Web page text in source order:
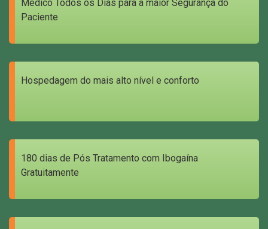
Médico Todos os Dias para a maior Segurança do
Paciente
Hospedagem do mais alto nível e conforto
180 dias de Pós Tratamento com Ibogaína
Gratuitamente